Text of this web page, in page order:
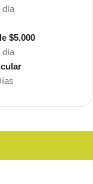
día
día
$5.000